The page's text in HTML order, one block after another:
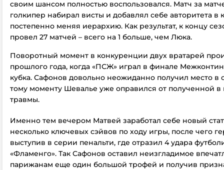
своим шансом полностью воспользовался. Матч за
голкипер набирал висты и добавлял себе авторитета в
постепенно меняя иерархию. Как результат, к концу
провел 27 матчей – всего на 1 больше, чем Люка.
Поворотный момент в конкуренции двух вратарей
прошлого года, когда «ПСЖ» играл в финале
кубка. Сафонов довольно неожиданно получил место в
тому моменту Шевалье уже оправился от полученной
травмы.
Именно тем вечером Матвей заработал себе новый
несколько ключевых сэйвов по ходу игры, после чего
выступив в серии пенальти, где отразил 4 удара
«Фламенго». Так Сафонов оставил неизгладимое
парижанам еще один большой трофей и получив